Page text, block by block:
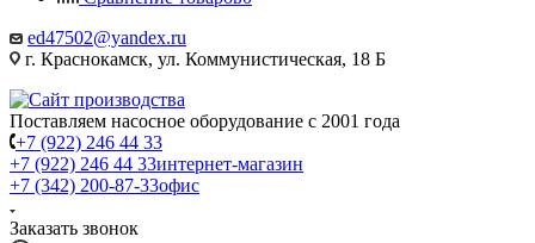
ed47502@yandex.ru
г. Краснокамск, ул. Коммунистическая, 18 Б
Поставляем насосное оборудование с 2001 года
+7 (922) 246 44 33
+7 (922) 246 44 33интернет-магазин
+7 (342) 200-87-33офис
Заказать звонок